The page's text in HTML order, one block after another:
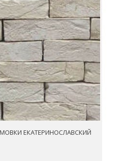
ЕКАТЕРИНОСЛАВСКИЙ